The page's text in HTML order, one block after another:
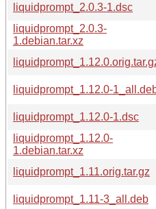
liquidprompt_2.0.3-1.dsc
liquidprompt_2.0.3-
1.debian.tar.xz
liquidprompt_1.12.0-
liquidprompt_1.12.0-1.dsc
liquidprompt_1.12.0-
1.debian.tar.xz
liquidprompt_1.11.orig.tar.gz
liquidprompt_1.11-3_all.deb